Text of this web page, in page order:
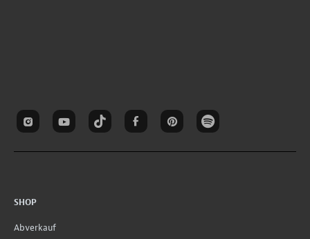
SHOP
Abverkauf